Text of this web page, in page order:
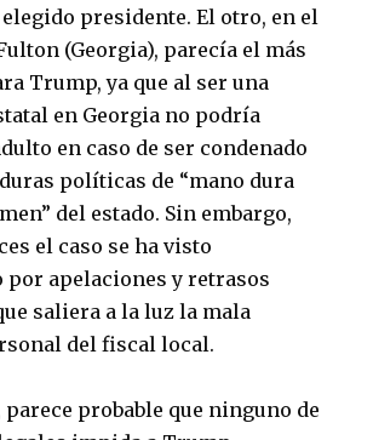
presidente. El otro, en el
(Georgia), parecía el más
Trump, ya que al ser una
en Georgia no podría
en caso de ser condenado
políticas de “mano dura
del estado. Sin embargo,
el caso se ha visto
por apelaciones y retrasos
saliera a la luz la mala
del fiscal local.
parece probable que ninguno de